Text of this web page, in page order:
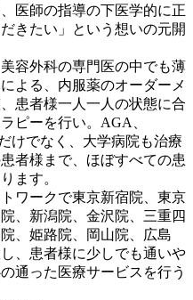
医師の指導の下医学的に正
きたい」という想いの元開
容外科の専門医の中でも薄
よる、内服薬のオーダーメ
患者様一人一人の状態に合
ピーを行い。AGA、
けでなく、大学病院も治療
者様まで、ほぼすべての患
ます。
ワークで東京新宿院、東京
、新潟院、金沢院、三重四
、姫路院、岡山院、広島
、患者様に少しでも通いや
通った医療サービスを行う